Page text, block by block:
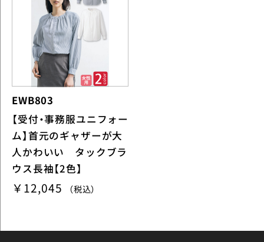
EWB803
【受付・事務服ユニフォー
ム】首元のギャザーが大
人かわいい タックブラ
ウス長袖【2色】
￥12,045 （税込）